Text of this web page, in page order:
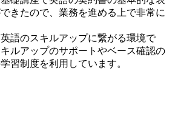
きたので、業務を進める上で非常に
語のスキルアップに繋がる環境で
ルアップのサポートやベース確認の
習制度を利用しています。